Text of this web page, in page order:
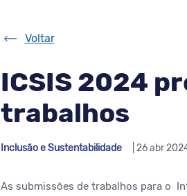
Voltar
ICSIS 2024
trabalhos
Inclusão e Sustentabilidade | 26 abr
As submissões de trabalhos para o